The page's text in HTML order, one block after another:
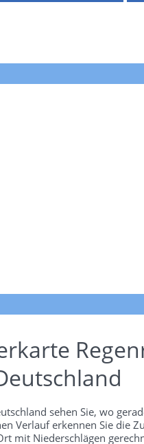
sehen Sie, wo
Verlauf erkennen Sie die
mit Niederschlägen